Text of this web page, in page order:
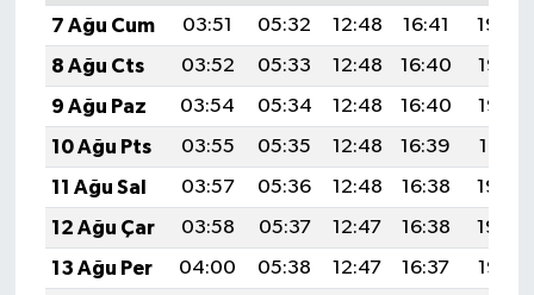
7 Ağu Cum
03:51 05:32 12:48 16:41
19:54
8 Ağu Cts
03:52 05:33 12:48 16:40
19:53
9 Ağu Paz
03:54 05:34 12:48 16:40
19:52
10 Ağu Pts
03:55 05:35 12:48 16:39
19:51
11 Ağu Sal
03:57 05:36 12:48 16:38
19:49
12 Ağu Çar
03:58 05:37 12:47 16:38
19:48
13 Ağu Per
04:00 05:38 12:47 16:37
19:47